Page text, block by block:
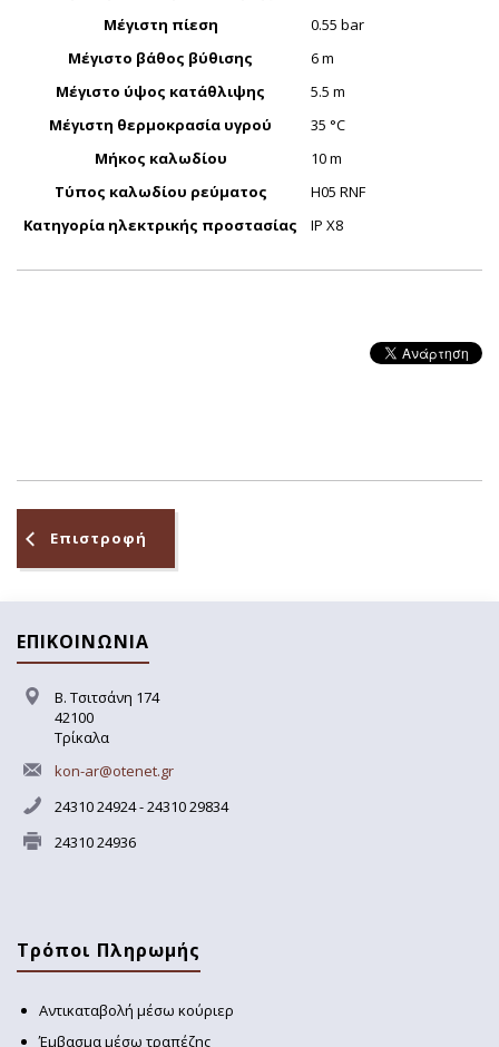
Μέγιστη πίεση
0.55 bar
Μέγιστο βάθος βύθισης
6 m
Μέγιστο ύψος κατάθλιψης
5.5 m
Μέγιστη θερμοκρασία υγρού
35 °C
Μήκος καλωδίου
10 m
Τύπος καλωδίου ρεύματος
H05 RNF
Κατηγορία ηλεκτρικής προστασίας
IP X8
Επιστροφή
ΕΠΙΚΟΙΝΩΝΙΑ
Β. Τσιτσάνη 174
42100
Τρίκαλα
kon-ar@otenet.gr
24310 24924 - 24310 29834
24310 24936
Τρόποι Πληρωμής
Αντικαταβολή μέσω κούριερ
Έμβασμα μέσω τραπέζης